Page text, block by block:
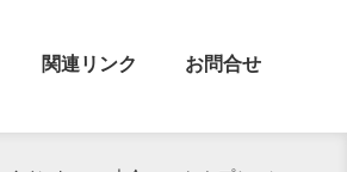
関連リンク お問合せ